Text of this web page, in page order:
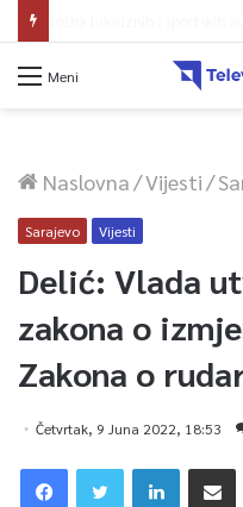
Meni
Naslovna/Vijesti/
Sarajevo Vijesti
Delić: Vlada
zakona o
Zakona o
Četvrtak, 9 Juna 2022, 18:53